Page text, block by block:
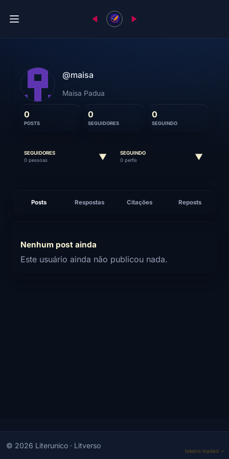
@maisa
Maisa Padua
0
POSTS
0
SEGUIDORES
0
SEGUINDO
SEGUIDORES
0 pessoas
▼
SEGUINDO
0 perfis
▼
Posts Respostas Citações Reposts
Nenhum post ainda
Este usuário ainda não publicou nada.
© 2026 Literunico · Litverso